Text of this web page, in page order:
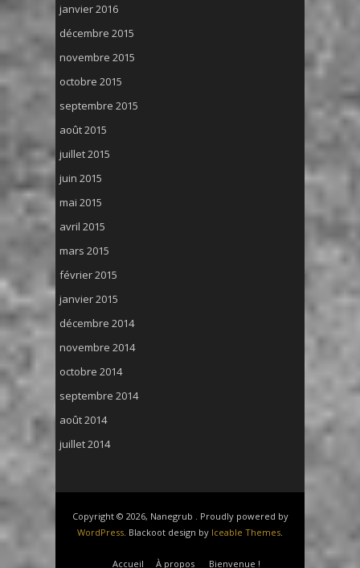
janvier 2016
décembre 2015
novembre 2015
octobre 2015
septembre 2015
août 2015
juillet 2015
juin 2015
mai 2015
avril 2015
mars 2015
février 2015
janvier 2015
décembre 2014
novembre 2014
octobre 2014
septembre 2014
août 2014
juillet 2014
Copyright © 2026, Nanegrub . Proudly powered by
WordPress . Blackoot design by Iceable Themes
Accueil À propos Bienvenue !